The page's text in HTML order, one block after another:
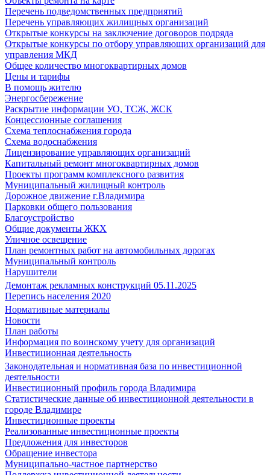
Перечень подведомственных предприятий
Перечень управляющих жилищных организаций
Открытые конкурсы на заключение договоров подряда
Открытые конкурсы по отбору управляющих организаций для
управления МКД
Общее количество многоквартирных домов
Цены и тарифы
В помощь жителю
Энергосбережение
Раскрытие информации УО, ТСЖ, ЖСК
Концессионные соглашения
Схема теплоснабжения города
Схема водоснабжения
Лицензирование управляющих организаций
Капитальный ремонт многоквартирных домов
Проекты программ комплексного развития
Муниципальный жилищный контроль
Дорожное движение г.Владимира
Парковки общего пользования
Благоустройство
Общие документы ЖКХ
Уличное освещение
План ремонтных работ на автомобильных дорогах
Муниципальный контроль
Нарушители
Демонтаж рекламных конструкций 05.11.2025
Перепись населения 2020
Нормативные материалы
Новости
План работы
Информация по воинскому учету для организаций
Инвестиционная деятельность
Законодательная и нормативная база по инвестиционной
деятельности
Инвестиционный профиль города Владимира
Статистические данные об инвестиционной деятельности в
городе Владимире
Инвестиционные проекты
Реализованные инвестиционные проекты
Предложения для инвесторов
Обращение инвестора
Муниципально-частное партнерство